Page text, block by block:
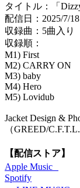
タイトル：「
配信日：2025/7/18
収録曲：5曲入り
収録順：
M1) First
M2) CARRY ON
M3) baby
M4) Hero
M5) Lovidub
Jacket Design &
（GREED/
【配信ストア】
Apple Music
Spotify